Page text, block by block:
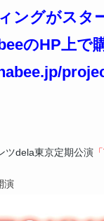
ングがスタ
のHP上で
ツdela東京定期公演
演